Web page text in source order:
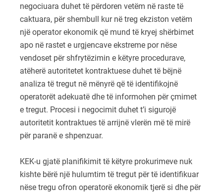
negociuara duhet të përdoren vetëm në raste të
caktuara, për shembull kur në treg ekziston vetëm
një operator ekonomik që mund të kryej shërbimet
apo në rastet e urgjencave ekstreme por nëse
vendoset për shfrytëzimin e këtyre procedurave,
atëherë autoritetet kontraktuese duhet të bëjnë
analiza të tregut në mënyrë që të identifikojnë
operatorët adekuatë dhe të informohen për çmimet
e tregut. Procesi i negocimit duhet t’i sigurojë
autoritetit kontraktues të arrijnë vlerën më të mirë
për paranë e shpenzuar.
KEK-u gjatë planifikimit të këtyre prokurimeve nuk
kishte bërë një hulumtim të tregut për të identifikuar
nëse tregu ofron operatorë ekonomik tjerë si dhe për